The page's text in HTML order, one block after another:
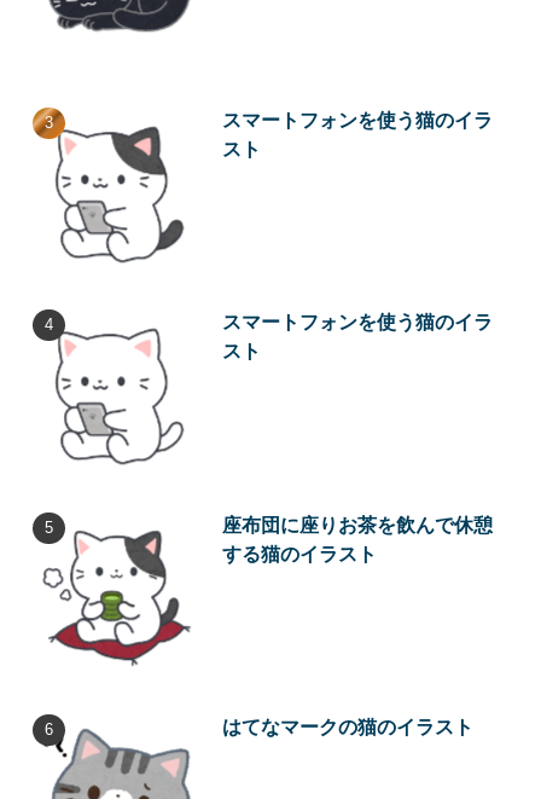
スマートフォンを使う猫のイラ
スト
スマートフォンを使う猫のイラ
スト
座布団に座りお茶を飲んで休憩
する猫のイラスト
はてなマークの猫のイラスト